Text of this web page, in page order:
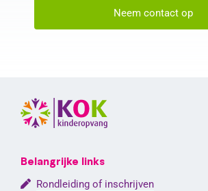
Neem contact op
Belangrijke links
Rondleiding of inschrijven